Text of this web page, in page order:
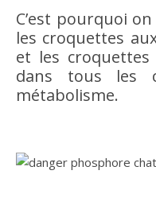
C’est pourquoi
les croquettes
et les
dans tous les
métabolisme.